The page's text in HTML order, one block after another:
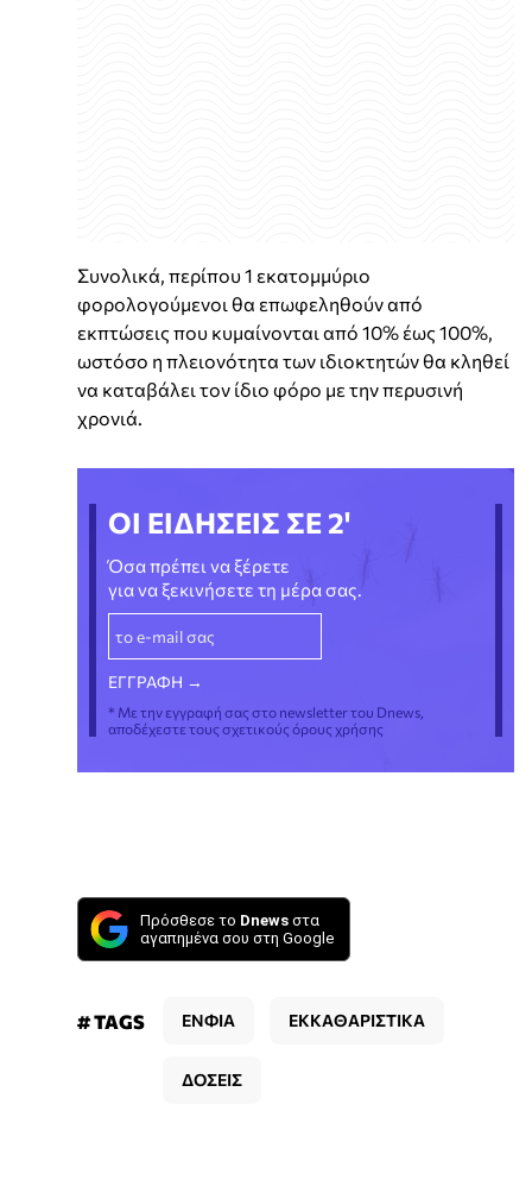
Συνολικά, περίπου 1 εκατομμύριο
φορολογούμενοι θα επωφεληθούν από
εκπτώσεις που κυμαίνονται από 10% έως 100%,
ωστόσο η πλειονότητα των ιδιοκτητών θα κληθεί
να καταβάλει τον ίδιο φόρο με την περυσινή
χρονιά.
ΟΙ ΕΙΔΗΣΕΙΣ ΣΕ 2'
Όσα πρέπει να ξέρετε
για να ξεκινήσετε τη μέρα σας.
* Με την εγγραφή σας στο newsletter του Dnews,
αποδέχεστε τους σχετικούς όρους χρήσης
Πρόσθεσε το Dnews στα
αγαπημένα σου στη Google
# TAGS ΕΝΦΙΑ ΕΚΚΑΘΑΡΙΣΤΙΚΑ
ΔΟΣΕΙΣ